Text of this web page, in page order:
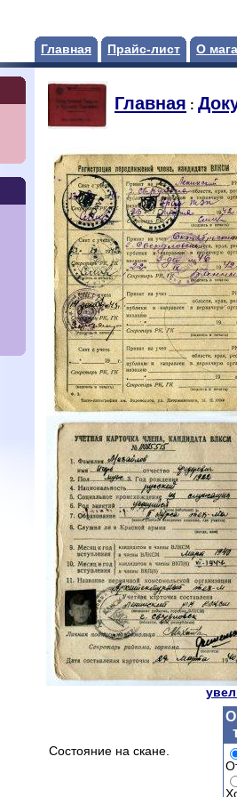
Главная Прайс-лист О
Главная :
Состояние на скане.